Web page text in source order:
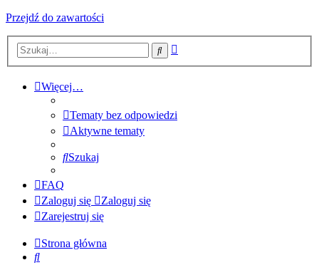
Przejdź do zawartości
Szukaj
Więcej…
Tematy bez odpowiedzi
Aktywne tematy
Szukaj
FAQ
Zaloguj się
Zaloguj się
Zarejestruj się
Strona główna
Szukaj